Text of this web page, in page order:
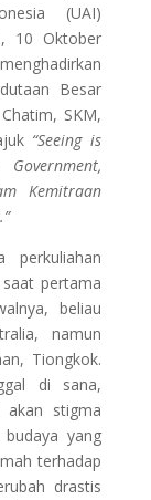
(UAI)
10 Oktober
Besar
SKM,
“Seeing is
Kemitraan
perkuliahan
pertama
beliau
namun
Tiongkok.
di sana,
akan stigma
yang
terhadap
drastis